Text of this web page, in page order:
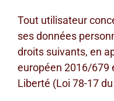
Tout utilisateur
ses données
droits suivants, en
européen 2016/679
Liberté (Loi 78-17